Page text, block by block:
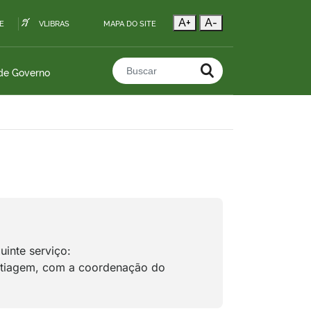
VLIBRAS MAPA DO SITE A+ A-
Governo Buscar no portal
serviço:
com a coordenação do